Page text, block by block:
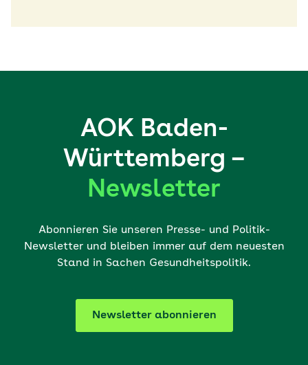
AOK Baden-
Württemberg –
Newsletter
Abonnieren Sie unseren Presse- und Politik-
Newsletter und bleiben immer auf dem neuesten
Stand in Sachen Gesundheitspolitik.
Newsletter abonnieren